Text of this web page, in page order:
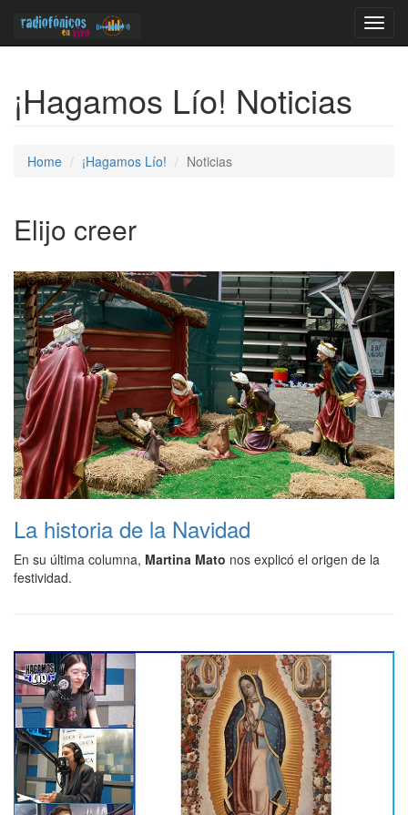
¡Hagamos Lío! Noticias
Home ¡Hagamos Lío! Noticias
Elijo creer
La historia de la Navidad
En su última columna, Martina Mato nos explicó el origen de la
festividad.